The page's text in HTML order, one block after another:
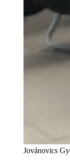
Jovánovics